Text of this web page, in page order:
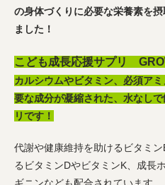
の身体づくりに必要な栄養素を
ました！
こども成長応援サプリ
カルシウムやビタミン、必須ア
要な成分が凝縮された、水なし
リです！
代謝や健康維持を助けるビタミ
るビタミンDやビタミンK、成長